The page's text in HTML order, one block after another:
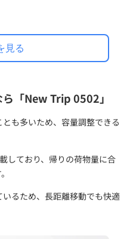
見る
「New Trip 0502」
も多いため、容量調整できる
しており、帰りの荷物量に合
るため、長距離移動でも快適